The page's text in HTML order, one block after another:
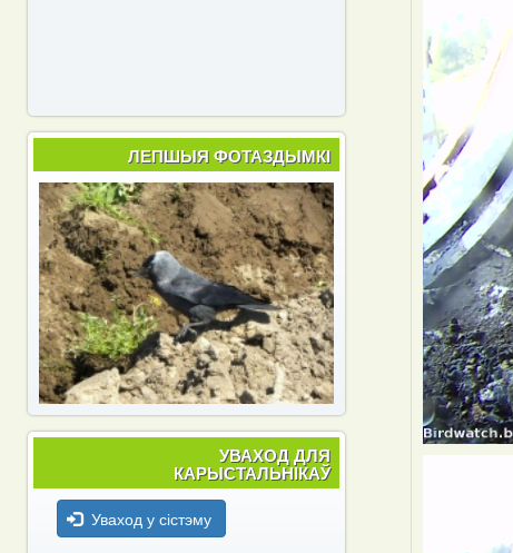
ЛЕПШЫЯ ФОТАЗДЫМКІ
УВАХОД ДЛЯ
КАРЫСТАЛЬНІКАЎ
Уваход у сістэму